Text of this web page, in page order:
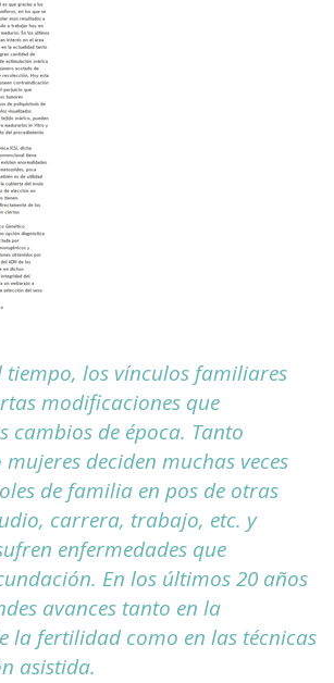
tiempo, los vínculos familiares
modificaciones que
cambios de época. Tanto
deciden muchas veces
de familia en pos de otras
carrera, trabajo, etc. y
enfermedades que
En los últimos 20 años
avances tanto en la
la fertilidad como en las técnicas
asistida.